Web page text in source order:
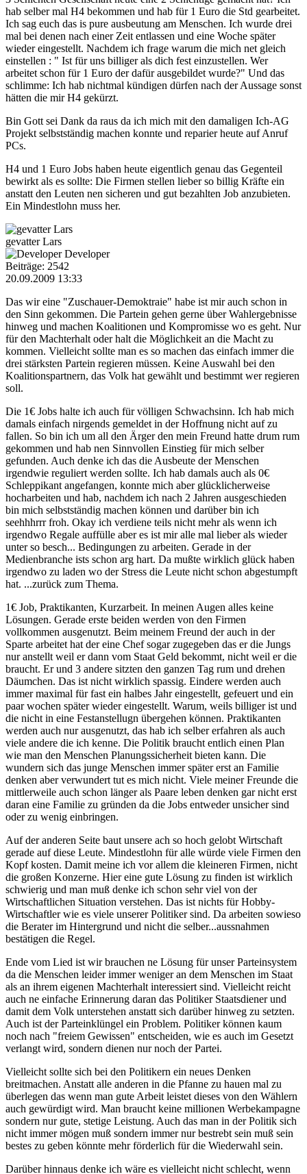
hab selber mal H4 bekommen und hab für 1 Euro die Std gearbeitet.
Ich sag euch das is pure ausbeutung am Menschen. Ich wurde drei
mal bei denen nach einer Zeit entlassen und eine Woche später
wieder eingestellt. Nachdem ich frage warum die mich net gleich
einstellen : " Ist für uns billiger als dich fest einzustellen. Wer
arbeitet schon für 1 Euro der dafür ausgebildet wurde?" Und das
schlimme: Ich hab nichtmal kündigen dürfen nach der Aussage sonst
hätten die mir H4 gekürzt.
Bin Gott sei Dank da raus da ich mich mit den damaligen Ich-AG
Projekt selbstständig machen konnte und reparier heute auf Anruf
PCs.
H4 und 1 Euro Jobs haben heute eigentlich genau das Gegenteil
bewirkt als es sollte: Die Firmen stellen lieber so billig Kräfte ein
anstatt den Leuten nen sicheren und gut bezahlten Job anzubieten.
Ein Mindestlohn muss her.
gevatter Lars
Developer
Beiträge: 2542
20.09.2009 13:33
Das wir eine "Zuschauer-Demoktraie" habe ist mir auch schon in
den Sinn gekommen. Die Partein gehen gerne über Wahlergebnisse
hinweg und machen Koalitionen und Kompromisse wo es geht. Nur
für den Machterhalt oder halt die Möglichkeit an die Macht zu
kommen. Vielleicht sollte man es so machen das einfach immer die
drei stärksten Partein regieren müssen. Keine Auswahl bei den
Koalitionspartnern, das Volk hat gewählt und bestimmt wer regieren
soll.
Die 1€ Jobs halte ich auch für völligen Schwachsinn. Ich hab mich
damals einfach nirgends gemeldet in der Hoffnung nicht auf zu
fallen. So bin ich um all den Ärger den mein Freund hatte drum rum
gekommen und hab nen Sinnvollen Einstieg für mich selber
gefunden. Auch denke ich das die Ausbeute der Menschen
irgendwie reguliert werden sollte. Ich hab damals auch als 0€
Schleppikant angefangen, konnte mich aber glücklicherweise
hocharbeiten und hab, nachdem ich nach 2 Jahren ausgeschieden
bin mich selbstständig machen können und darüber bin ich
seehhhrrr froh. Okay ich verdiene teils nicht mehr als wenn ich
irgendwo Regale auffülle aber es ist mir alle mal lieber als wieder
unter so besch... Bedingungen zu arbeiten. Gerade in der
Medienbranche ists schon arg hart. Da mußte wirklich glück haben
irgendwo zu laden wo der Stress die Leute nicht schon abgestumpft
hat. ...zurück zum Thema.
1€ Job, Praktikanten, Kurzarbeit. In meinen Augen alles keine
Lösungen. Gerade erste beiden werden von den Firmen
vollkommen ausgenutzt. Beim meinem Freund der auch in der
Sparte arbeitet hat der eine Chef sogar zugegeben das er die Jungs
nur anstellt weil er dann vom Staat Geld bekommt, nicht weil er die
braucht. Er und 3 andere sitzten den ganzen Tag rum und drehen
Däumchen. Das ist nicht wirklich spassig. Eindere werden auch
immer maximal für fast ein halbes Jahr eingestellt, gefeuert und ein
paar wochen später wieder eingestellt. Warum, weils billiger ist und
die nicht in eine Festanstellugn übergehen können. Praktikanten
werden auch nur ausgenutzt, das hab ich selber erfahren als auch
viele andere die ich kenne. Die Politik braucht entlich einen Plan
wie man den Menschen Planungssicherheit bieten kann. Die
wundern sich das junge Menschen immer später erst an Familie
denken aber verwundert tut es mich nicht. Viele meiner Freunde die
mittlerweile auch schon länger als Paare leben denken gar nicht erst
daran eine Familie zu gründen da die Jobs entweder unsicher sind
oder zu wenig einbringen.
Auf der anderen Seite baut unsere ach so hoch gelobt Wirtschaft
gerade auf diese Leute. Mindestlohn für alle würde viele Firmen den
Kopf kosten. Damit meine ich vor allem die kleineren Firmen, nicht
die großen Konzerne. Hier eine gute Lösung zu finden ist wirklich
schwierig und man muß denke ich schon sehr viel von der
Wirtschaftlichen Situation verstehen. Das ist nichts für Hobby-
Wirtschaftler wie es viele unserer Politiker sind. Da arbeiten sowieso
die Berater im Hintergrund und nicht die selber...aussnahmen
bestätigen die Regel.
Ende vom Lied ist wir brauchen ne Lösung für unser Parteinsystem
da die Menschen leider immer weniger an dem Menschen im Staat
als an ihrem eigenen Machterhalt interessiert sind. Vielleicht reicht
auch ne einfache Erinnerung daran das Politiker Staatsdiener und
damit dem Volk unterstehen anstatt sich darüber hinweg zu setzten.
Auch ist der Parteinklüngel ein Problem. Politiker können kaum
noch nach "freiem Gewissen" entscheiden, wie es auch im Gesetzt
verlangt wird, sondern dienen nur noch der Partei.
Vielleicht sollte sich bei den Politikern ein neues Denken
breitmachen. Anstatt alle anderen in die Pfanne zu hauen mal zu
überlegen das wenn man gute Arbeit leistet dieses von den Wählern
auch gewürdigt wird. Man braucht keine millionen Werbekampagne
sondern nur gute, stetige Leistung. Auch das man in der Politik sich
nicht immer mögen muß sondern immer nur bestrebt sein muß sein
bestes zu geben könnte mehr förderlich für die Wiederwahl sein.
Darüber hinnaus denke ich wäre es vielleicht nicht schlecht, wenn